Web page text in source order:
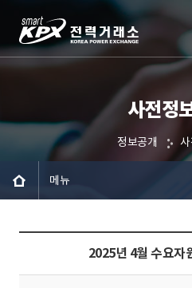
사전정
정보공개
메뉴
2025년 4월 수요자